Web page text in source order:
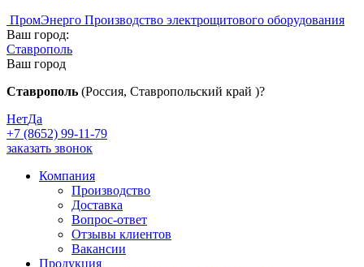
ПромЭнерго Производство электрощитового оборудования
Ваш город:
Ставрополь
Ваш город
Ставрополь (Россия, Ставропольский край )?
НетДа
+7 (8652) 99-11-79
заказать звонок
Компания
Производство
Доставка
Вопрос-ответ
Отзывы клиентов
Вакансии
Продукция